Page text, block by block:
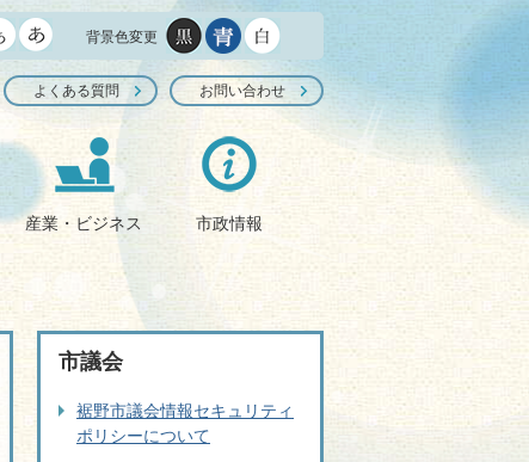
背景色変更
よくある質問 お問い合わせ
産業・ビジネス 市政情報
市議会
裾野市議会情報セキュリティ
ポリシーについて